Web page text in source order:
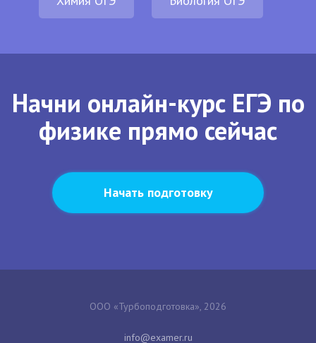
Начни онлайн-курс ЕГЭ по
физике прямо сейчас
Начать подготовку
ООО «Турбоподготовка», 2026